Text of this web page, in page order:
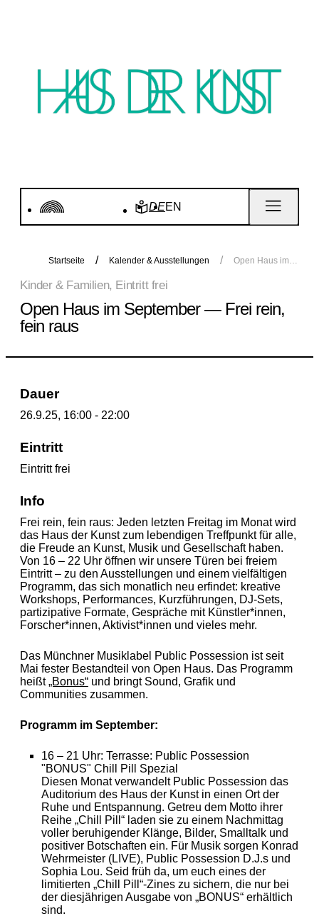
DEEN
Startseite Kalender & Ausstellungen Open Haus im September — Frei rein, fein raus
Kinder & Familien, Eintritt frei
Open Haus im September — Frei rein,
fein raus
Dauer
26.9.25, 16:00 - 22:00
Eintritt
Eintritt frei
Info
Frei rein, fein raus: Jeden letzten Freitag im Monat wird
das Haus der Kunst zum lebendigen Treffpunkt für alle,
die Freude an Kunst, Musik und Gesellschaft haben.
Von 16 – 22 Uhr öffnen wir unsere Türen bei freiem
Eintritt – zu den Ausstellungen und einem vielfältigen
Programm, das sich monatlich neu erfindet: kreative
Workshops, Performances, Kurzführungen, DJ-Sets,
partizipative Formate, Gespräche mit Künstler*innen,
Forscher*innen, Aktivist*innen und vieles mehr.
Das Münchner Musiklabel Public Possession ist seit
Mai fester Bestandteil von Open Haus. Das Programm
heißt„Bonus“ und bringt Sound, Grafik und
Communities zusammen.
Programm im September:
16 – 21 Uhr: Terrasse: Public Possession
"BONUS" Chill Pill Spezial
Diesen Monat verwandelt Public Possession das
Auditorium des Haus der Kunst in einen Ort der
Ruhe und Entspannung. Getreu dem Motto ihrer
Reihe „Chill Pill“ laden sie zu einem Nachmittag
voller beruhigender Klänge, Bilder, Smalltalk und
positiver Botschaften ein. Für Musik sorgen Konrad
Wehrmeister (LIVE), Public Possession D.J.s und
Sophia Lou. Seid früh da, um euch eines der
limitierten „Chill Pill“-Zines zu sichern, die nur bei
der diesjährigen Ausgabe von „BONUS“ erhältlich
sind.